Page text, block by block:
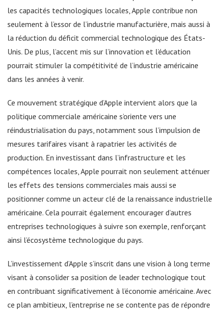
les capacités technologiques locales, Apple contribue non
seulement à l’essor de l’industrie manufacturière, mais aussi à
la réduction du déficit commercial technologique des États-
Unis. De plus, l’accent mis sur l’innovation et l’éducation
pourrait stimuler la compétitivité de l’industrie américaine
dans les années à venir.
Ce mouvement stratégique d’Apple intervient alors que la
politique commerciale américaine s’oriente vers une
réindustrialisation du pays, notamment sous l’impulsion de
mesures tarifaires visant à rapatrier les activités de
production. En investissant dans l’infrastructure et les
compétences locales, Apple pourrait non seulement atténuer
les effets des tensions commerciales mais aussi se
positionner comme un acteur clé de la renaissance industrielle
américaine. Cela pourrait également encourager d’autres
entreprises technologiques à suivre son exemple, renforçant
ainsi l’écosystème technologique du pays.
L’investissement d’Apple s’inscrit dans une vision à long terme
visant à consolider sa position de leader technologique tout
en contribuant significativement à l’économie américaine. Avec
ce plan ambitieux, l’entreprise ne se contente pas de répondre